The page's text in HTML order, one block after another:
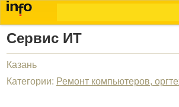
Сервис ИТ
Казань
Категории: Ремонт компьютеров,